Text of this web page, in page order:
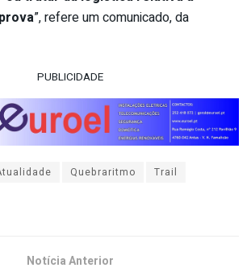
”, refere um comunicado, da
PUBLICIDADE
Quebraritmo
Trail
Notícia Anterior